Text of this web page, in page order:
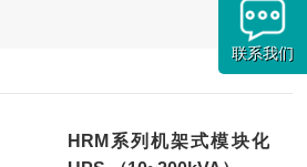
HRM系列机架式模块化
联系我们